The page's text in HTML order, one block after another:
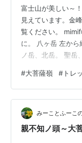
富士山が美しい～
見えています。金
覧ください。
に。 八ヶ岳 左か
ノ岳、北岳。 聖岳
地点の標柱が。
岩に到着。 ここも
と、大菩薩嶺山頂
し。 もう一度雷岩
ました。下に見え
#大菩薩嶺 # トレ
みーことふーこ
親不知ノ頭～大